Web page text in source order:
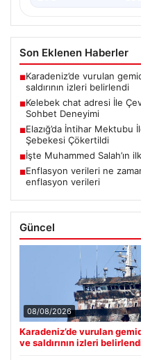
Son Eklenen Haberler
■Karadeniz’de vurulan
saldırının izleri belirlendi
■Kelebek chat adresi İle
Sohbet Deneyimi
■Elazığ’da İntihar Mektubu
Şebekesi Çökertildi
■İşte Muhammed Salah’ın
■Enflasyon verileri ne
enflasyon verileri
Güncel
08/08/2026
Karadeniz’de vurulan
ve saldırının izleri